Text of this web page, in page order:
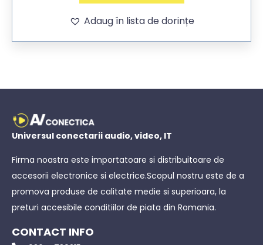
Adaug în lista de dorințe
Universul conectarii audio, video, IT
Firma noastra este importatoare si distribuitoare de
accesorii electronice si electrice.Scopul nostru este de a
promova produse de calitate medie si superioara, la
preturi accesibile conditiilor de piata din Romania.
CONTACT INFO